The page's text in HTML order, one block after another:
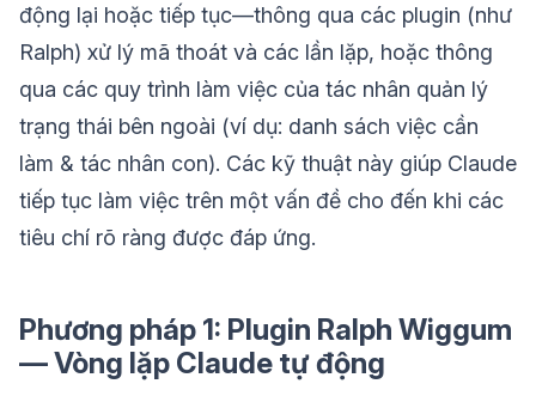
động lại hoặc tiếp tục—thông qua các plugin (như
Ralph) xử lý mã thoát và các lần lặp, hoặc thông
qua các quy trình làm việc của tác nhân quản lý
trạng thái bên ngoài (ví dụ: danh sách việc cần
làm & tác nhân con). Các kỹ thuật này giúp Claude
tiếp tục làm việc trên một vấn đề cho đến khi các
tiêu chí rõ ràng được đáp ứng.
Phương pháp 1: Plugin Ralph Wiggum
— Vòng lặp Claude tự động